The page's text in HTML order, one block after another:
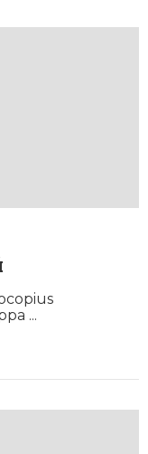
...